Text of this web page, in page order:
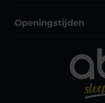
Openingstijden